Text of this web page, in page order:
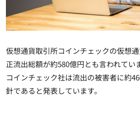
仮想通貨取引所コインチェックの仮想
正流出総額が約580億円とも言われてい
コインチェック社は流出の被害者に約
針であると発表しています。